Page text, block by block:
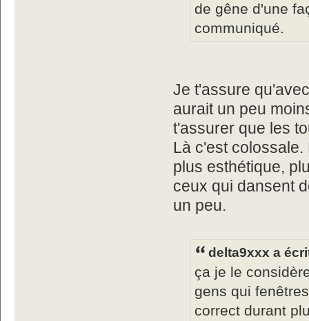
de gêne d'une
communiqué.
Je t'assure
aurait un peu
t'assurer que les
Là c'est
plus esthétique,
ceux qui dansent
un peu.
delta9xxx a
ça je le
gens qui
correct durant